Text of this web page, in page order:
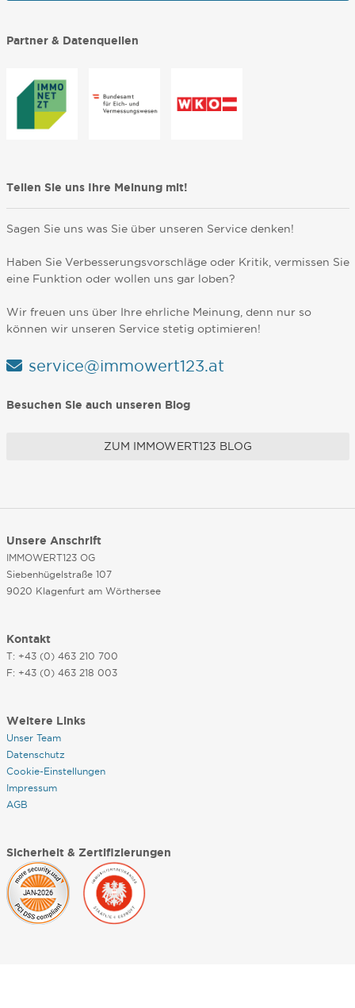
Partner & Datenquellen
Teilen Sie uns Ihre Meinung mit!
Sagen Sie uns was Sie über unseren Service denken!
Haben Sie Verbesserungsvorschläge oder Kritik, vermissen Sie
eine Funktion oder wollen uns gar loben?
Wir freuen uns über Ihre ehrliche Meinung, denn nur so
können wir unseren Service stetig optimieren!
service@immowert123.at
Besuchen Sie auch unseren Blog
ZUM IMMOWERT123 BLOG
Unsere Anschrift
IMMOWERT123 OG
Siebenhügelstraße 107
9020 Klagenfurt am Wörthersee
Kontakt
T: +43 (0) 463 210 700
F: +43 (0) 463 218 003
Weitere Links
Unser Team
Datenschutz
Cookie-Einstellungen
Impressum
AGB
Sicherheit & Zertifizierungen